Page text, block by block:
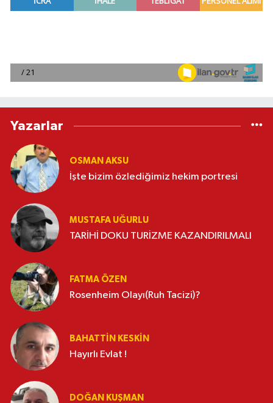
Yazarlar
OSMAN AKSU
İşte bizim özlediğimiz hekim portresi
MUSTAFA UĞURLU
TARİHİ DOKU TURİZME KAZANDIRILMALI
FATMA ÖZEN
Rosenheim Olayı(Ruh Tacizi)?
BAHATTIN KESKİN
Hayırlı Evlat !
DOĞAN KUŞMAN